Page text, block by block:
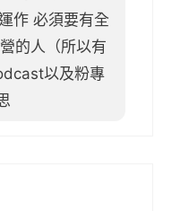
作 必須要有全
的人（所以有
以及粉專